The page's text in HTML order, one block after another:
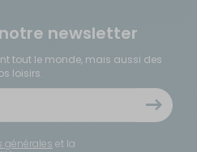
newsletter
tout le monde, mais aussi des
loisirs.
générales et la